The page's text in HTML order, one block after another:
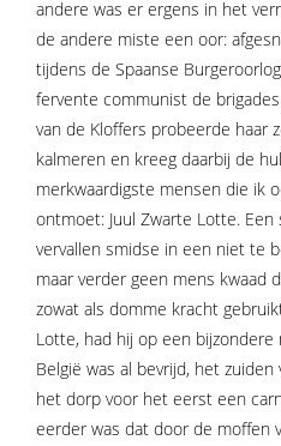
andere was er ergens in het
de andere miste een oor:
tijdens de Spaanse
fervente communist de
van de Kloffers probeerde haar
kalmeren en kreeg daarbij de
merkwaardigste mensen die ik
ontmoet: Juul Zwarte Lotte.
vervallen smidse in een niet te
maar verder geen mens kwaad
zowat als domme kracht
Lotte, had hij op een bijzondere
België was al bevrijd, het
het dorp voor het eerst een
eerder was dat door de moffen